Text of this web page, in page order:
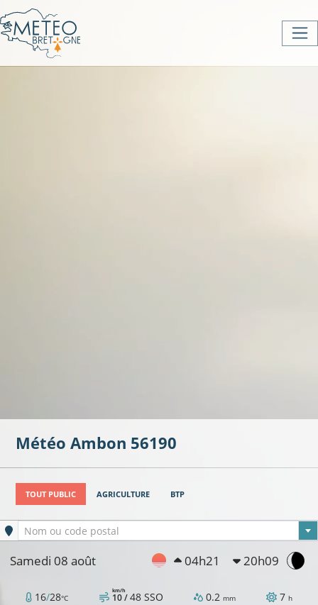
Météo Ambon 56190
TOUT PUBLIC AGRICULTURE BTP
Ville sélectionnée
Nom ou code postal
Samedi 08 août 04h21 20h09
16/28°C 10 /
km/h 48 SSO 0.2 mm 7 h